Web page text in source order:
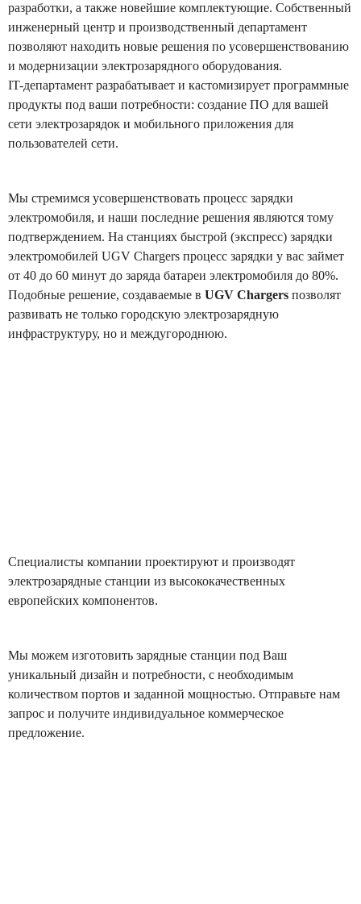
разработки, а также новейшие комплектующие. Собственный
инженерный центр и производственный департамент
позволяют находить новые решения по усовершенствованию
и модернизации электрозарядного оборудования.
IT-департамент разрабатывает и кастомизирует программные
продукты под ваши потребности: создание ПО для вашей
сети электрозарядок и мобильного приложения для
пользователей сети.
Мы стремимся усовершенствовать процесс зарядки
электромобиля, и наши последние решения являются тому
подтверждением. На станциях быстрой (экспресс) зарядки
электромобилей UGV Chargers процесс зарядки у вас займет
от 40 до 60 минут до заряда батареи электромобиля до 80%.
Подобные решение, создаваемые в UGV Chargers позволят
развивать не только городскую электрозарядную
инфраструктуру, но и междугороднюю.
Специалисты компании проектируют и производят
электрозарядные станции из высококачественных
европейских компонентов.
Мы можем изготовить зарядные станции под Ваш
уникальный дизайн и потребности, с необходимым
количеством портов и заданной мощностью. Отправьте нам
запрос и получите индивидуальное коммерческое
предложение.